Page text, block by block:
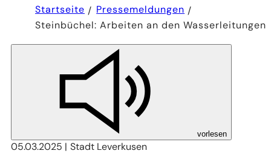
Startseite
Pressemeldungen
Steinbüchel: Arbeiten an den Wasserleitungen
vorlesen
05.03.2025 Stadt Leverkusen